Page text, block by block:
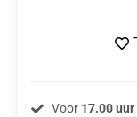
Voor 17.00 uur